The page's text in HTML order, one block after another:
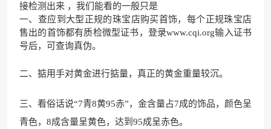
接检测出来 ，我们能看的一般只是
一、查应到大型正规的珠宝店购买首饰，每个正规珠宝店
售出的首饰都有质检微型证书，登录www.cqi.org输入证书
号后，可查询真伪。
二、掂用手对黄金进行掂量，真正的黄金重量较沉。
三、看俗话说“7青8黄95赤”，金含量占7成的饰品，颜色呈
青色，8成含量呈黄色，达到95成呈赤色。